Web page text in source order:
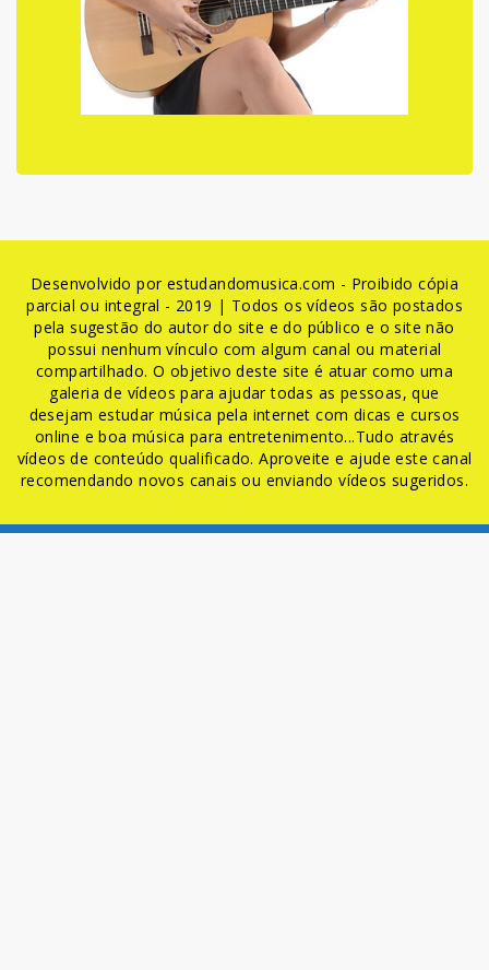
Desenvolvido por estudandomusica.com - Proibido cópia
parcial ou integral - 2019 | Todos os vídeos são postados
pela sugestão do autor do site e do público e o site não
possui nenhum vínculo com algum canal ou material
compartilhado. O objetivo deste site é atuar como uma
galeria de vídeos para ajudar todas as pessoas, que
desejam estudar música pela internet com dicas e cursos
online e boa música para entretenimento...Tudo através
vídeos de conteúdo qualificado. Aproveite e ajude este canal
recomendando novos canais ou enviando vídeos sugeridos.